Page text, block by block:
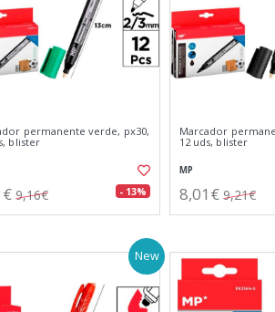
permanente verde, px30,
blister
9,16€ - 13%
Marcador
12 uds, blister
MP
8,01€ 9,21€
New